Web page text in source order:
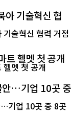
아 기술혁신 협
헬멧 첫 공개
안…기업 10곳 중